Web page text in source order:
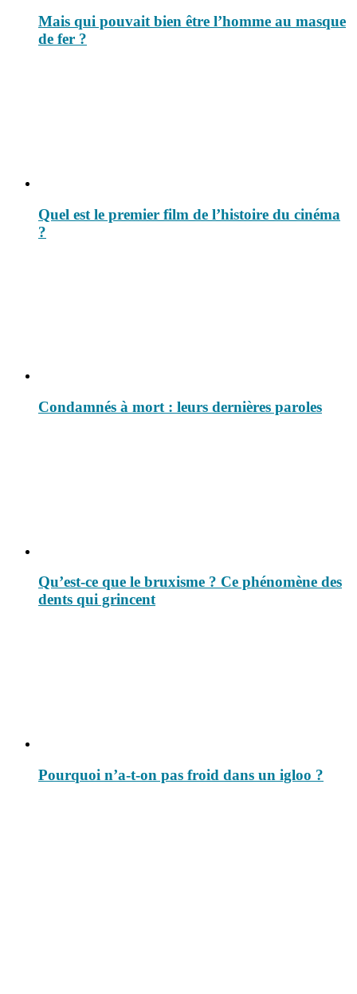
Mais qui pouvait bien être l’homme au masque
de fer ?
Quel est le premier film de l’histoire du cinéma
?
Condamnés à mort : leurs dernières paroles
Qu’est-ce que le bruxisme ? Ce phénomène des
dents qui grincent
Pourquoi n’a-t-on pas froid dans un igloo ?